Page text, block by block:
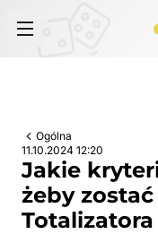
Ogólna
11.10.2024 12:20
Jakie
żeby